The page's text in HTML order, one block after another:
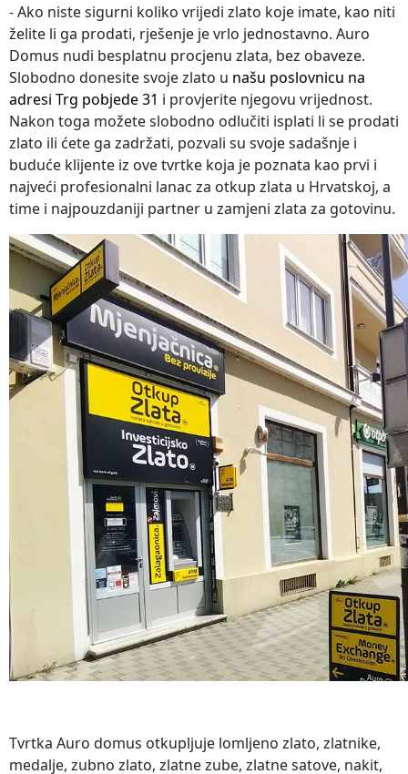
- Ako niste sigurni koliko vrijedi zlato koje imate, kao niti
želite li ga prodati, rješenje je vrlo jednostavno. Auro
Domus nudi besplatnu procjenu zlata, bez obaveze.
Slobodno donesite svoje zlato u našu poslovnicu na
adresi Trg pobjede 31 i provjerite njegovu vrijednost.
Nakon toga možete slobodno odlučiti isplati li se prodati
zlato ili ćete ga zadržati, pozvali su svoje sadašnje i
buduće klijente iz ove tvrtke koja je poznata kao prvi i
najveći profesionalni lanac za otkup zlata u Hrvatskoj, a
time i najpouzdaniji partner u zamjeni zlata za gotovinu.
Tvrtka Auro domus otkupljuje lomljeno zlato, zlatnike,
medalje, zubno zlato, zlatne zube, zlatne satove, nakit,